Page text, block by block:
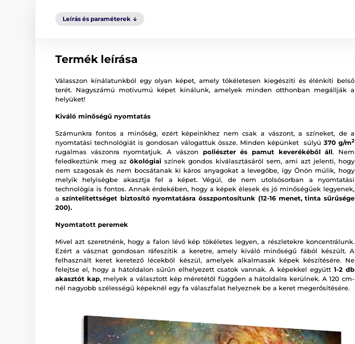
Leírás és paraméterek
Termék leírása
Válasszon kínálatunkból egy olyan képet, amely tökéletesen kiegészíti és élénkíti belső
terét. Nagyszámú motívumú képet kínálunk, amelyek minden otthonban megállják a
helyüket!
Kiváló minőségű nyomtatás
Számunkra fontos a minőség, ezért képeinkhez nem csak a vászont, a színeket, de a
nyomtatási technológiát is gondosan válogattuk össze. Minden képünket súlyú370 g/m2
rugalmas vászonra nyomtatjuk. A vászon poliészter és pamut keverékéből áll. Nem
feledkeztünk meg azökológiai színek gondos kiválasztásáról sem, ami azt jelenti, hogy
nem szagosak és nem bocsátanak ki káros anyagokat a levegőbe, így Önön múlik, hogy
melyik helyiségbe akasztja fel a képet. Végül, de nem utolsósorban a nyomtatási
technológia is fontos. Annak érdekében, hogy a képek élesek és jó minőségűek legyenek,
a színtelítettséget biztosító nyomtatásra összpontosítunk (12-16 menet, tinta sűrűsége
200).
Nyomtatott peremek
Mivel azt szeretnénk, hogy a falon lévő kép tökéletes legyen, a részletekre koncentrálunk.
Ezért a vásznat gondosan ráfeszítik a keretre, amely kiváló minőségű fából készült. A
felhasznált keret keretező lécekből készül, amelyek alkalmasak képek készítésére. Ne
felejtse el, hogy a hátoldalon sűrűn elhelyezett csatok vannak. A képekkel együtt1-2 db
akasztót kap, melyek a választott kép méretétől függően a hátoldalra kerülnek. A 120 cm-
nél nagyobb szélességű képeknél egy fa válaszfalat helyeznek be a keret megerősítésére.